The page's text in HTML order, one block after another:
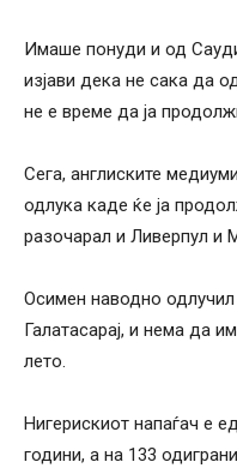
Имаше понуди и од
изјави дека не сака да
не е време да ја
Сега, англиските
одлука каде ќе ја
разочарал и Ливерпул и
Осимен наводно
Галатасарај, и нема да
лето.
Нигерискиот напаѓач е
години, а на 133